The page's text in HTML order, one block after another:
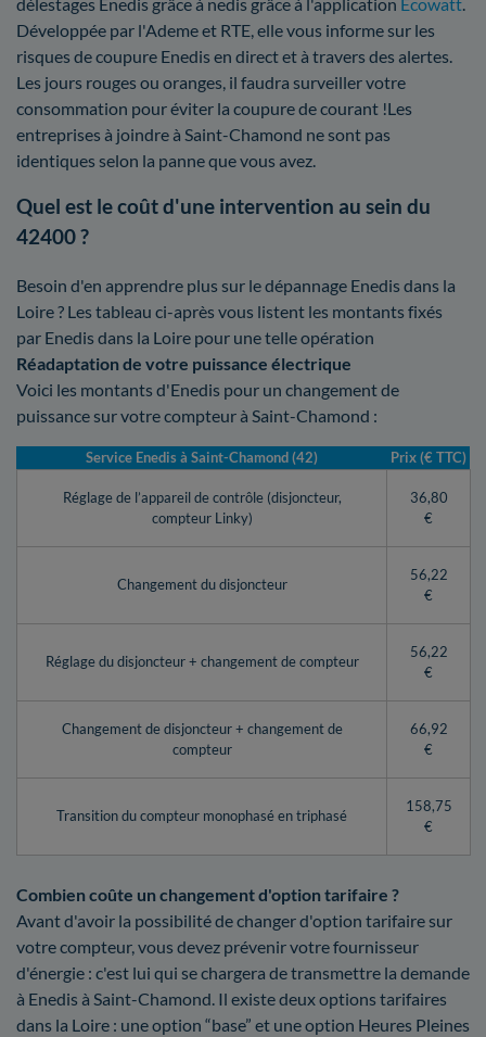
Développée par l'Ademe et RTE, elle vous informe sur les
risques de coupure Enedis en direct et à travers des alertes.
Les jours rouges ou oranges, il faudra surveiller votre
consommation pour éviter la coupure de courant !Les
entreprises à joindre à Saint-Chamond ne sont pas
identiques selon la panne que vous avez.
Quel est le coût d'une intervention au sein du
42400 ?
Besoin d'en apprendre plus sur le dépannage Enedis dans la
Loire ? Les tableau ci-après vous listent les montants fixés
par Enedis dans la Loire pour une telle opération
Réadaptation de votre puissance électrique
Voici les montants d'Enedis pour un changement de
puissance sur votre compteur à Saint-Chamond :
Service Enedis à Saint-Chamond (42) Prix (€ TTC)
Réglage de l’appareil de contrôle (disjoncteur,
compteur Linky)
36,80
€
Changement du disjoncteur
56,22
€
Réglage du disjoncteur + changement de compteur
56,22
€
Changement de disjoncteur + changement de
compteur
66,92
€
Transition du compteur monophasé en triphasé
158,75
€
Combien coûte un changement d'option tarifaire ?
Avant d'avoir la possibilité de changer d'option tarifaire sur
votre compteur, vous devez prévenir votre fournisseur
d'énergie : c'est lui qui se chargera de transmettre la demande
à Enedis à Saint-Chamond. Il existe deux options tarifaires
dans la Loire : une option “base” et une option Heures Pleines